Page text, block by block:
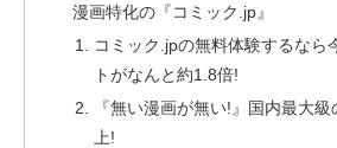
漫画特化の『コミック.jp』
コミック.jpの無料体験するなら
トがなんと約1.8倍!
『無い漫画が無い!』国内最大
上!